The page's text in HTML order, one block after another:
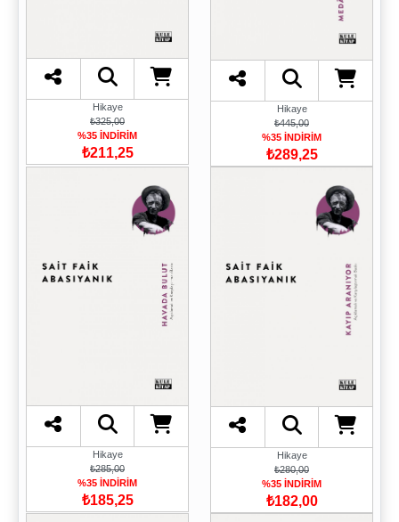
Hikaye
₺325,00
%35 İNDİRİM
₺211,25
Hikaye
₺445,00
%35 İNDİRİM
₺289,25
Hikaye
₺285,00
%35 İNDİRİM
₺185,25
Hikaye
₺280,00
%35 İNDİRİM
₺182,00